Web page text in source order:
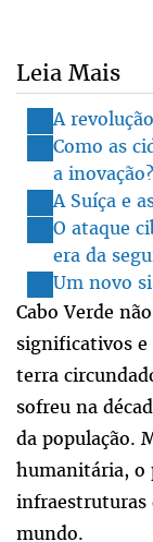
Leia Mais
A
Como as
a inovação?
A Suíça e
O ataque
era da
Um novo
Cabo Verde
significativos e
terra
sofreu na
da população.
humanitária, o
infraestruturas
mundo.